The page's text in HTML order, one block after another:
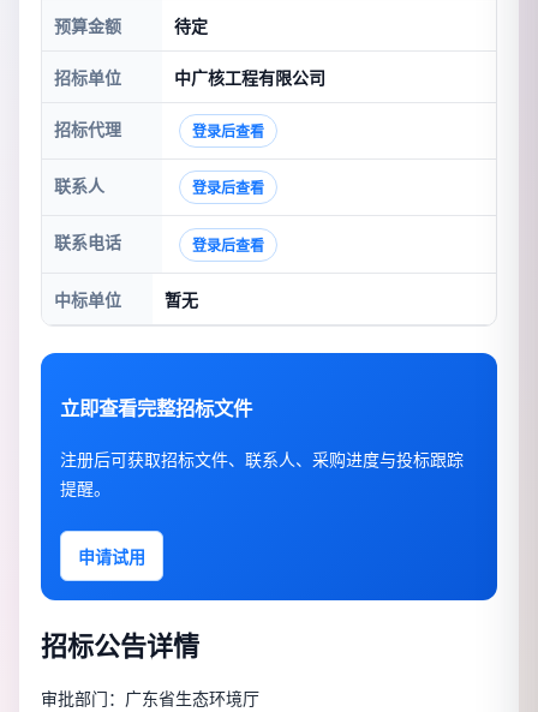
预算金额 待定
招标单位 中广核工程有限公司
招标代理 登录后查看
联系人 登录后查看
联系电话 登录后查看
中标单位 暂无
立即查看完整招标文件
注册后可获取招标文件、联系人、采购进度与投标跟踪
提醒。
申请试用
招标公告详情
审批部门：广东省生态环境厅